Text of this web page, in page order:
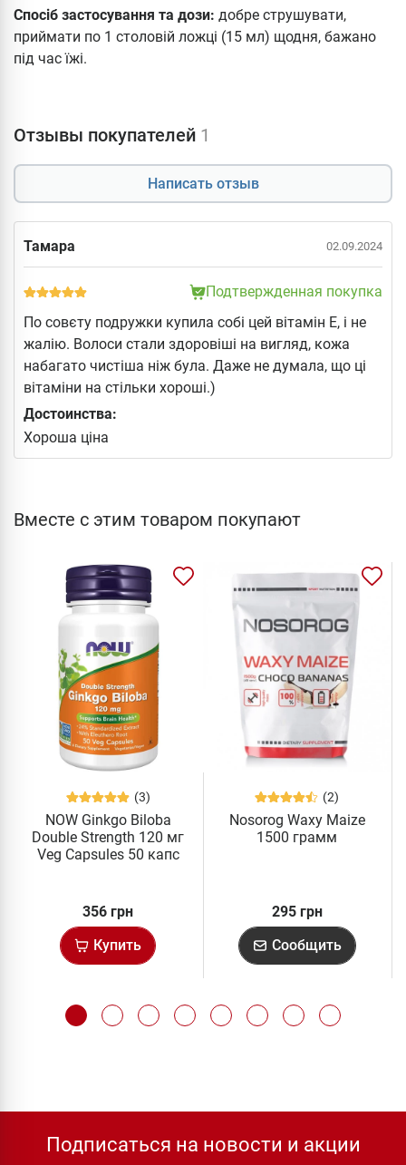
Спосіб застосування та дози: добре струшувати,
приймати по 1 столовій ложці (15 мл) щодня, бажано
під час їжі.
Отзывы покупателей 1
Написать отзыв
Тамара 02.09.2024
Подтвержденная покупка
По совєту подружки купила собі цей вітамін Е, і не
жалію. Волоси стали здоровіші на вигляд, кожа
набагато чистіша ніж була. Даже не думала, що ці
вітаміни на стільки хороші.)
Достоинства:
Хороша ціна
Вместе с этим товаром покупают
(3)
NOW Ginkgo Biloba
Double Strength 120 мг
Veg Capsules 50 капс
356 грн
Купить
(2)
Nosorog Waxy Maize
1500 грамм
295 грн
Сообщить
Подписаться на новости и акции